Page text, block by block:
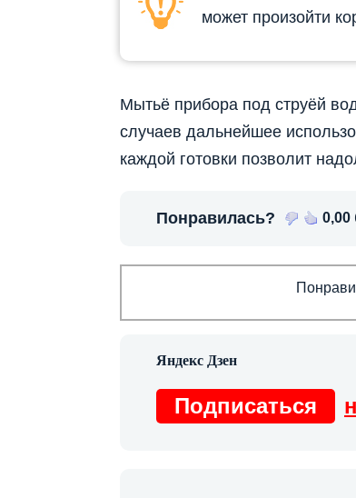
может произойти
Мытьё прибора под струёй
случаев дальнейшее
каждой готовки позволит
Понравилась? 0,00
Подписаться